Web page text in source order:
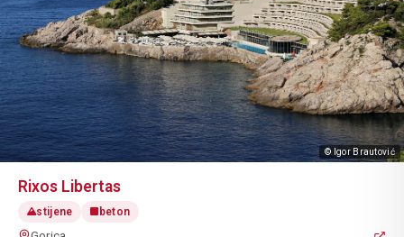
© Igor Brautović
Rixos Libertas
stijene beton